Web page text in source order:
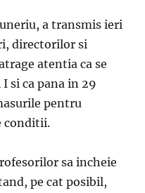
a transmis ieri
directorilor si
atentia ca se
si ca pana in 29
pentru
conditii.
sa incheie
pe cat posibil,